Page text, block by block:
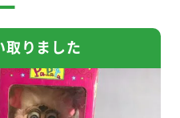
取りました